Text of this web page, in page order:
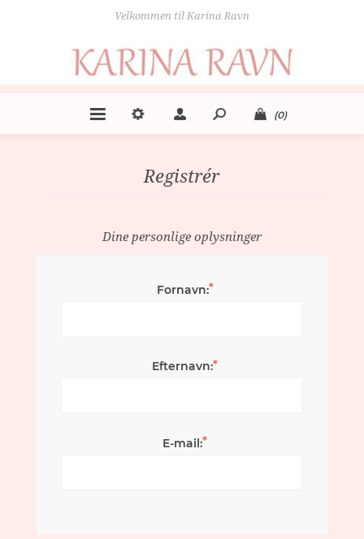
Velkommen til Karina Ravn
(0)
Registrér
Dine personlige oplysninger
Fornavn:*
Efternavn:*
E-mail:*